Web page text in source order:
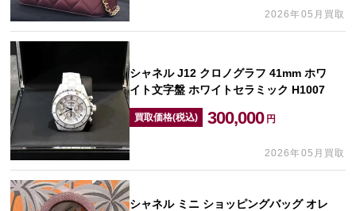
2026年05月買取
シャネル J12 クロノグラフ 41mm ホワ
イト文字盤 ホワイトセラミック H1007
買取価格(税込) 300,000 円
2026年05月買取
シャネル ミニ ショッピングバッグ オレ